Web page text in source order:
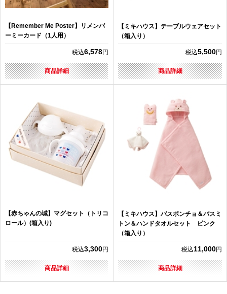
【Remember Me Poster】リメンバ
ーミーカード（1人用）
税込6,578円
商品詳細
【ミキハウス】テーブルウェアセット
（箱入り）
税込5,500円
商品詳細
【赤ちゃんの城】マグセット（トリコ
ロール）(箱入り)
税込3,300円
商品詳細
【ミキハウス】バスポンチョ＆バスミ
トン＆ハンドタオルセット ピンク
（箱入り）
税込11,000円
商品詳細